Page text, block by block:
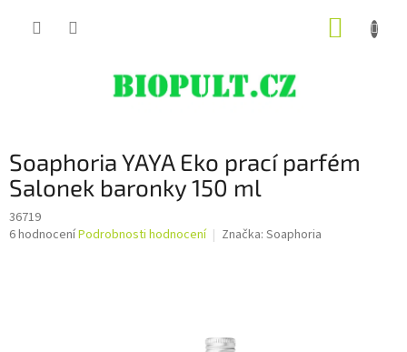
Soaphoria YAYA Eko prací parfém
Salonek baronky 150 ml
36719
Průměrné
6 hodnoceníPodrobnosti hodnocení Značka: Soaphoria